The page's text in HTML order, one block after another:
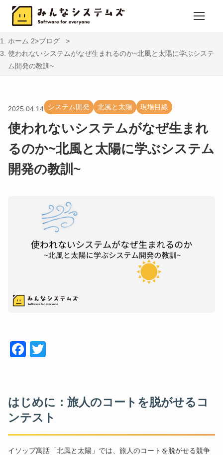
ホーム
ブログ
使われないシステムがなぜ生まれるのか~北風と太陽に学ぶシステ
ム開発の教訓~
2025.04.14 システム開発 北風と太陽 現場目線
使われないシステムがなぜ生まれ
るのか~北風と太陽に学ぶシステム
開発の教訓~
Face
はじめに：旅人のコートを脱がせるコ
ンテスト
イソップ寓話「北風と太陽」では、旅人のコートを脱がせる競争